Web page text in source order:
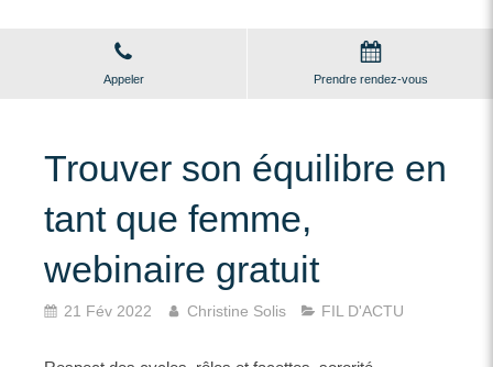
Appeler Prendre rendez-vous
Trouver son équilibre en
tant que femme,
webinaire gratuit
21 Fév 2022 Christine Solis FIL D'ACTU